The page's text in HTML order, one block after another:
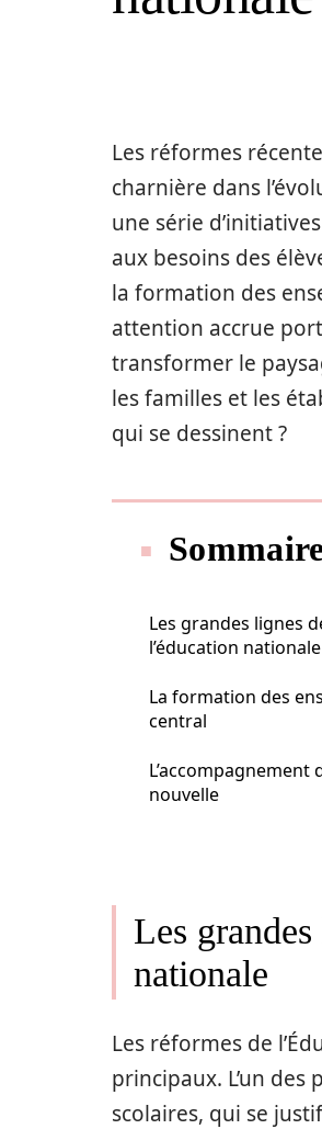
Les réformes
charnière dans
une série
aux besoins des
la formation des
attention accrue
transformer le
les familles et les
qui se dessinent ?
Les grandes lignes
l’éducation nationale
La formation des
central
L’accompagnement
nouvelle
Les
nationale
Les réformes de
principaux. L’un
scolaires, qui se